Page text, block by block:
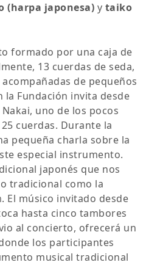
(harpa japonesa) y taiko
formado por una caja de
13 cuerdas de seda,
de pequeños
la Fundación invita desde
uno de los pocos
cuerdas. Durante la
pequeña charla sobre la
especial instrumento.
japonés que nos
tradicional como la
El músico invitado desde
hasta cinco tambores
al concierto, ofrecerá un
los participantes
musical tradicional